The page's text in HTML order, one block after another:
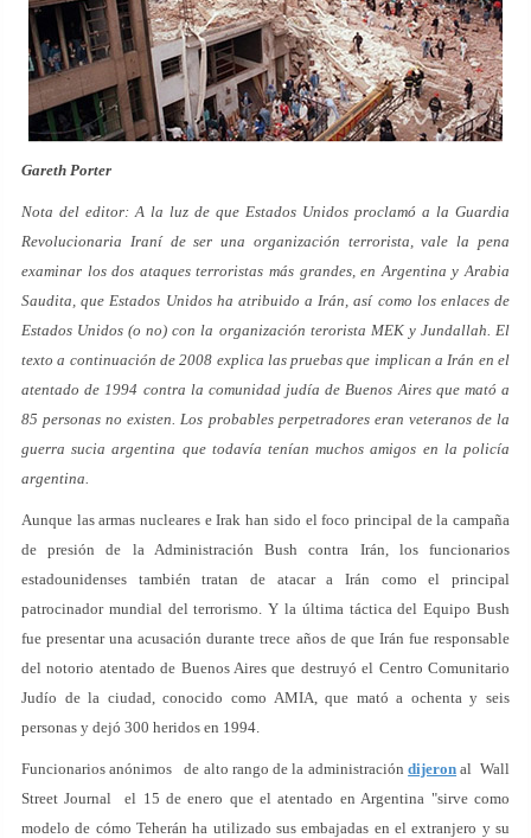
Gareth Porter
Nota del editor: A la luz de que Estados Unidos proclamó a la Guardia
Revolucionaria Iraní de ser una organización terrorista, vale la pena
examinar los dos ataques terroristas más grandes, en Argentina y Arabia
Saudita, que Estados Unidos ha atribuido a Irán, así como los enlaces de
Estados Unidos (o no) con la organización terorista MEK y Jundallah. El
texto a continuación de 2008 explica las pruebas que implican a Irán en el
atentado de 1994 contra la comunidad judía de Buenos Aires que mató a
85 personas no existen. Los probables perpetradores eran veteranos de la
guerra sucia argentina que todavía tenían muchos amigos en la policía
argentina.
Aunque las armas nucleares e Irak han sido el foco principal de la campaña
de presión de la Administración Bush contra Irán, los funcionarios
estadounidenses también tratan de atacar a Irán como el principal
patrocinador mundial del terrorismo. Y la última táctica del Equipo Bush
fue presentar una acusación durante trece años de que Irán fue responsable
del notorio atentado de Buenos Aires que destruyó el Centro Comunitario
Judío de la ciudad, conocido como AMIA, que mató a ochenta y seis
personas y dejó 300 heridos en 1994.
Funcionarios anónimos de alto rango de la administracióndijeron al Wall
Street Journal el 15 de enero que el atentado en Argentina "sirve como
modelo de cómo Teherán ha utilizado sus embajadas en el extranjero y su